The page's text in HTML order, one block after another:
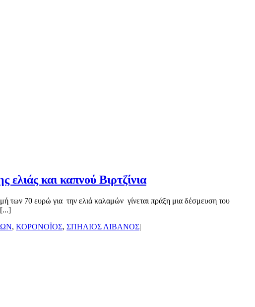
και καπνού Βιρτζίνια
των 70 ευρώ για την ελιά καλαμών γίνεται πράξη μια δέσμευση του
[...]
, ΚΟΡΟΝΟΪΟΣ, ΣΠΗΛΙΟΣ ΛΙΒΑΝΟΣ|